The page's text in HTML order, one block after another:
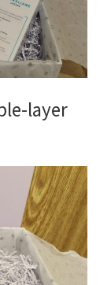
layer